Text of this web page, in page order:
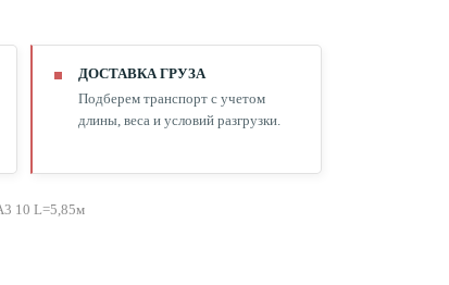
ДОСТАВКА ГРУЗА
Подберем транспорт с учетом
длины, веса и условий разгрузки.
10 L=5,85м